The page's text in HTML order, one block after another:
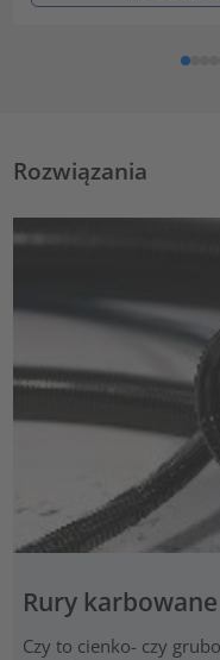
Rozwiązania
Rury karbowane
Czy to cienko- czy